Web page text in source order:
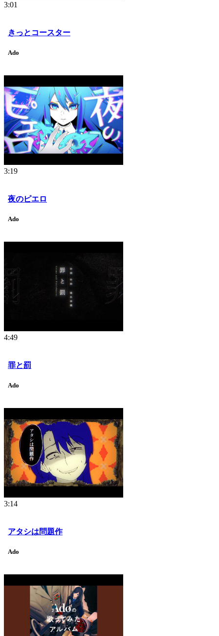
3:01
きっとコースター
Ado
3:19
夜のピエロ
Ado
4:49
罪と罰
Ado
3:14
アタシは問題作
Ado